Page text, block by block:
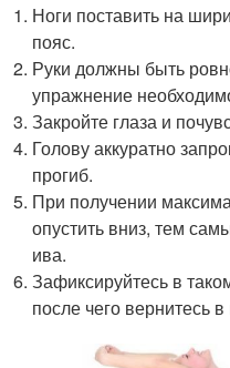
Ноги поставить на
пояс.
Руки должны быть
упражнение
Закройте глаза и
Голову аккуратно
прогиб.
При получении
опустить вниз, тем
ива.
Зафиксируйтесь в
после чего вернитесь